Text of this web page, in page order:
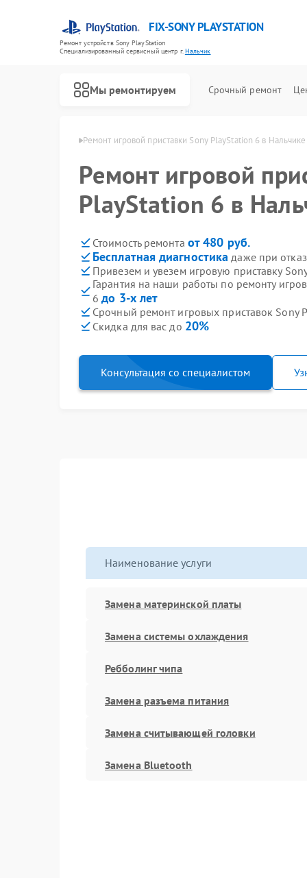
FIX-SONY PLAYSTATION
Ремонт устройств Sony PlayStation
Специализированный cервисный центр г.Нальчик
Мы ремонтируем Срочный ремонт
Ремонт игровой приставки Sony PlayStation 6 в Нальчике
Ремонт игровой
PlayStation 6 в
Стоимость ремонта от 480 руб.
Бесплатная диагностика даже при
Привезем и увезем игровую приставку
Гарантия на наши работы по ремонту
6до 3-х лет
Срочный ремонт игровых приставок Sony
Скидка для вас до 20%
Консультация со специалистом
Наименование услуги
Замена материнской платы
Замена системы охлаждения
Ребболинг чипа
Замена разъема питания
Замена считывающей головки
Замена Bluetooth